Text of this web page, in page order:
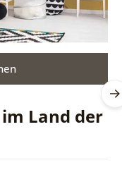
Land der